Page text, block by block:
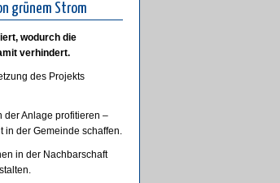
grünem Strom
wodurch die
verhindert.
des Projekts
der Anlage profitieren –
in der Gemeinde schaffen.
in der Nachbarschaft